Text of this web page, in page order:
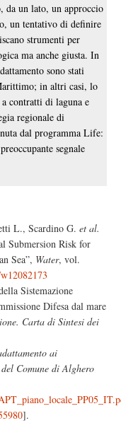
da un lato, un approccio
un tentativo di definire
strumenti per
ma anche giusta. In
sono stati
in altri casi, lo
contratti di laguna e
regionale di
dal programma Life:
segnale
L., Scardino G. et al.
Submersion Risk for
Sea”, Water, vol.
Sistemazione
Difesa dal mare
Carta di Sintesi dei
ai
Comune di Alghero
].